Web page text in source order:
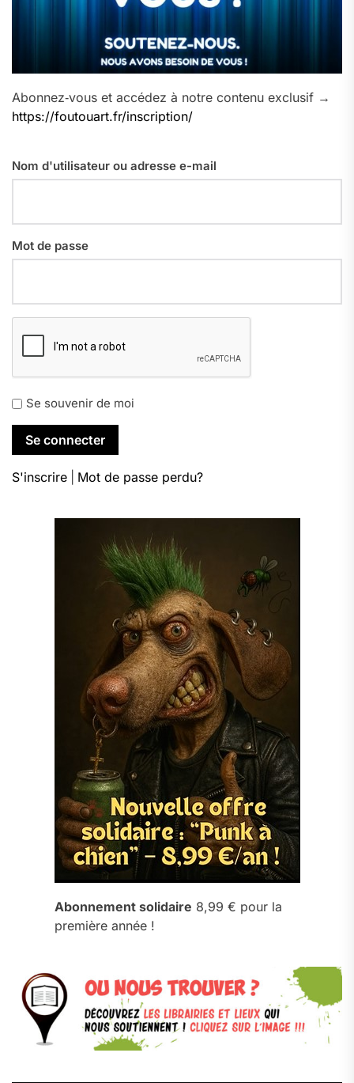
Abonnez‑vous et accédez à notre contenu exclusif →
https://foutouart.fr/inscription/
Nom d'utilisateur ou adresse e-mail
Mot de passe
Se souvenir de moi
S'inscrire Mot de passe perdu?
Abonnement solidaire 8,99 € pour la
première année !